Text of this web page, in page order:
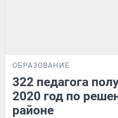
ОБРАЗОВАНИЕ
322 педагога
2020 год по
районе